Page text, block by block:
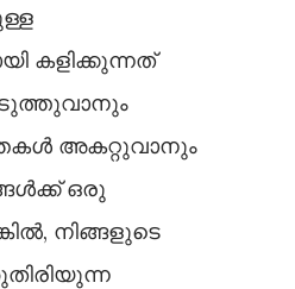
കളിക്കുന്നത്
അകറ്റുവാനും
ഒരു
നിങ്ങളുടെ